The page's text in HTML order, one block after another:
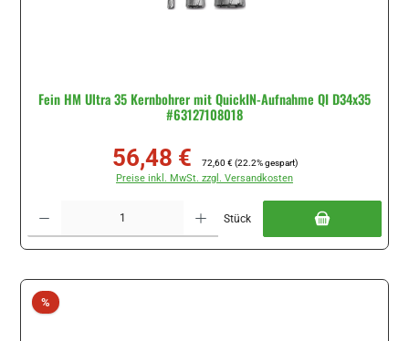
Fein HM Ultra 35 Kernbohrer mit QuickIN-Aufnahme QI D34x35
#63127108018
Verkaufspreis:
56,48 € 72,60 € (22.2% gespart)
Preise inkl. MwSt. zzgl. Versandkosten
Stück
%Rabatt